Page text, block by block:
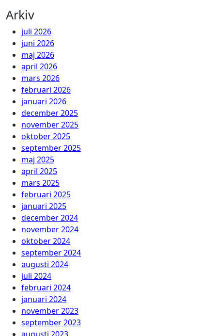
Arkiv
juli 2026
juni 2026
maj 2026
april 2026
mars 2026
februari 2026
januari 2026
december 2025
november 2025
oktober 2025
september 2025
maj 2025
april 2025
mars 2025
februari 2025
januari 2025
december 2024
november 2024
oktober 2024
september 2024
augusti 2024
juli 2024
februari 2024
januari 2024
november 2023
september 2023